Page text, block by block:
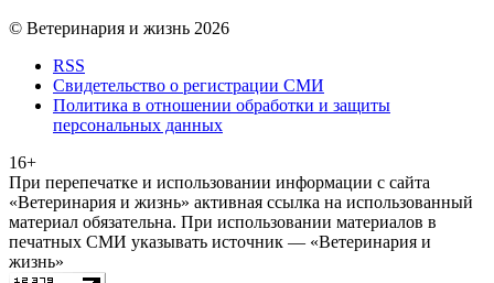
© Ветеринария и жизнь 2026
RSS
Свидетельство о регистрации СМИ
Политика в отношении обработки и защиты
персональных данных
16+
При перепечатке и использовании информации с сайта
«Ветеринария и жизнь» активная ссылка на использованный
материал обязательна. При использовании материалов в
печатных СМИ указывать источник — «Ветеринария и
жизнь»